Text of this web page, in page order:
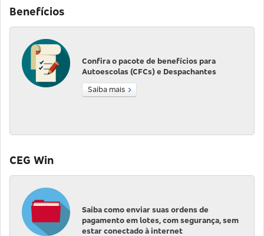
Benefícios
Confira o pacote de benefícios para
Autoescolas (CFCs) e Despachantes
Saiba mais
CEG Win
Saiba como enviar suas ordens de
pagamento em lotes, com segurança, sem
estar conectado à internet